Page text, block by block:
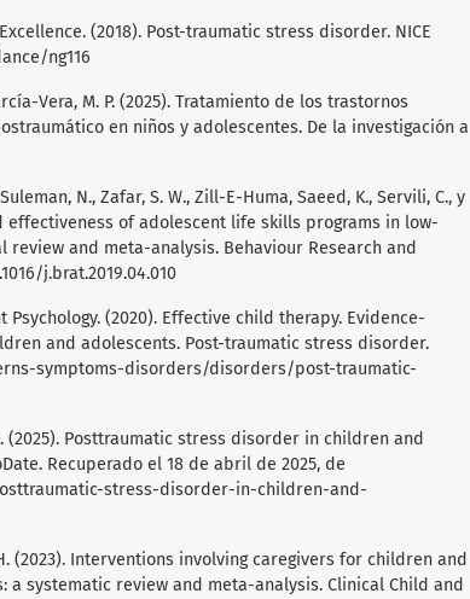
(2018). Post-traumatic stress disorder. NICE
ng116
Vera, M. P. (2025). Tratamiento de los trastornos
en niños y adolescentes. De la investigación a
N., Zafar, S. W., Zill-E-Huma, Saeed, K., Servili, C., y
effectiveness of adolescent life skills programs in low-
and meta-analysis. Behaviour Research and
j.brat.2019.04.010
(2020). Effective child therapy. Evidence-
and adolescents. Post-traumatic stress disorder.
symptoms-disorders/disorders/post-traumatic-
(2025). Posttraumatic stress disorder in children and
Recuperado el 18 de abril de 2025, de
stress-disorder-in-children-and-
(2023). Interventions involving caregivers for children and
systematic review and meta-analysis. Clinical Child and